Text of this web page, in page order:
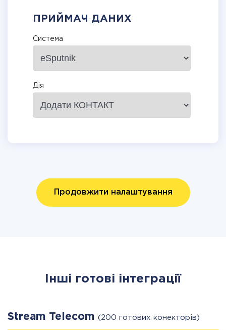
ПРИЙМАЧ ДАНИХ
Система
Дія
Продовжити налаштування
Інші готові інтеграції
Stream Telecom (200 готових конекторів)